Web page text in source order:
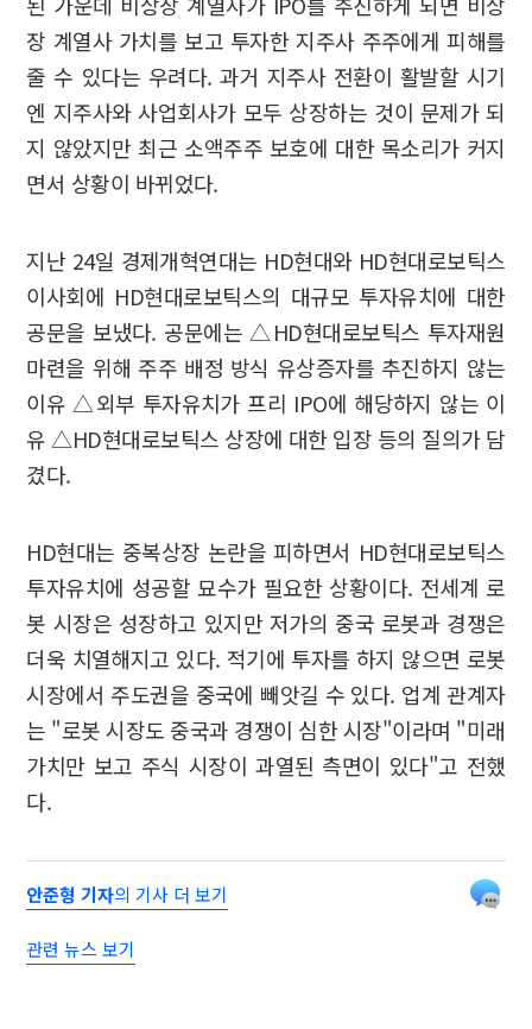
장 계열사 가치를 보고 투자한 지주사 주주에게 피해를
줄 수 있다는 우려다. 과거 지주사 전환이 활발할 시기
엔 지주사와 사업회사가 모두 상장하는 것이 문제가 되
지 않았지만 최근 소액주주 보호에 대한 목소리가 커지
면서 상황이 바뀌었다.
지난 24일 경제개혁연대는 HD현대와 HD현대로보틱스
이사회에 HD현대로보틱스의 대규모 투자유치에 대한
공문을 보냈다. 공문에는 △HD현대로보틱스 투자재원
마련을 위해 주주 배정 방식 유상증자를 추진하지 않는
이유 △외부 투자유치가 프리 IPO에 해당하지 않는 이
유 △HD현대로보틱스 상장에 대한 입장 등의 질의가 담
겼다.
HD현대는 중복상장 논란을 피하면서 HD현대로보틱스
투자유치에 성공할 묘수가 필요한 상황이다. 전세계 로
봇 시장은 성장하고 있지만 저가의 중국 로봇과 경쟁은
더욱 치열해지고 있다. 적기에 투자를 하지 않으면 로봇
시장에서 주도권을 중국에 빼앗길 수 있다. 업계 관계자
는 "로봇 시장도 중국과 경쟁이 심한 시장"이라며 "미래
가치만 보고 주식 시장이 과열된 측면이 있다"고 전했
다.
안준형 기자의 기사 더 보기
관련 뉴스 보기